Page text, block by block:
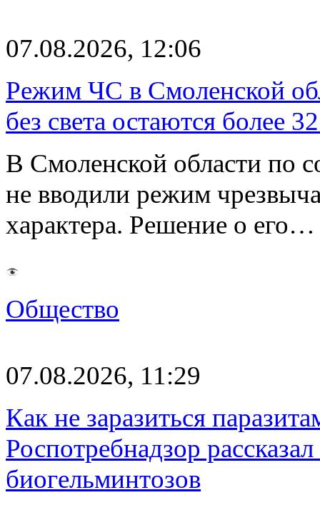
07.08.2026, 12:06
Режим ЧС в Смоленской
без света остаются более
В Смоленской области по
не вводили режим
характера. Решение о его…
Общество
07.08.2026, 11:29
Как не заразиться
Роспотребнадзор
биогельминтозов